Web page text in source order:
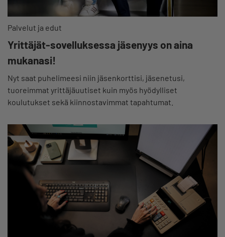
Palvelut ja edut
Yrittäjät-sovelluksessa jäsenyys on aina
mukanasi!
Nyt saat puhelimeesi niin jäsenkorttisi, jäsenetusi,
tuoreimmat yrittäjäuutiset kuin myös hyödylliset
koulutukset sekä kiinnostavimmat tapahtumat.